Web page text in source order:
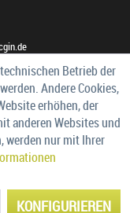
Betrieb der
Andere Cookies,
erhöhen, der
anderen Websites und
werden nur mit Ihrer
KONFIGURIEREN